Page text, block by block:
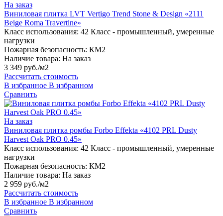
На заказ
Виниловая плитка LVT Vertigo Trend Stone & Design «2111
Beige Roma Travertine»
Класс использования: 42 Класс - промышленный, умеренные
нагрузки
Пожарная безопасность: КМ2
Наличие товара: На заказ
3 349 руб./м2
Рассчитать стоимость
В избранное В избранном
Сравнить
На заказ
Виниловая плитка ромбы Forbo Effekta «4102 PRL Dusty
Harvest Oak PRO 0.45»
Класс использования: 42 Класс - промышленный, умеренные
нагрузки
Пожарная безопасность: КМ2
Наличие товара: На заказ
2 959 руб./м2
Рассчитать стоимость
В избранное В избранном
Сравнить